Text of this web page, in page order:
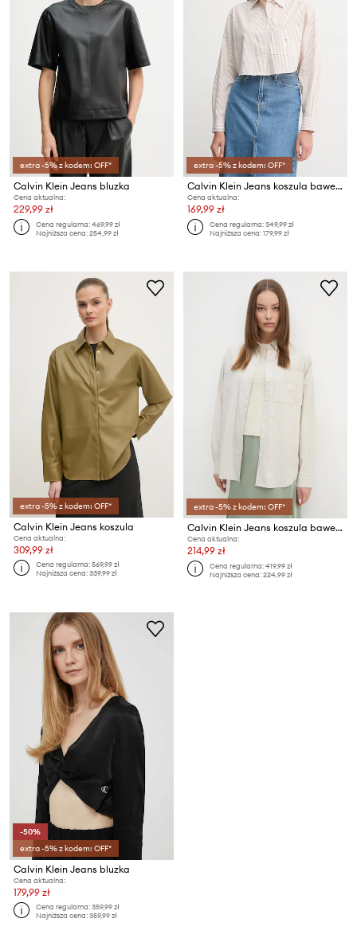
extra -5% z kodem: OFF*
Calvin Klein Jeans bluzka
Cena aktualna:
229,99 zł
Cena regularna:469,99 zł
Najniższa cena:254,99 zł
extra -5% z kodem: OFF*
Calvin Klein Jeans koszula bawełniana
Cena aktualna:
169,99 zł
Cena regularna:349,99 zł
Najniższa cena:179,99 zł
extra -5% z kodem: OFF*
Calvin Klein Jeans koszula
Cena aktualna:
309,99 zł
Cena regularna:569,99 zł
Najniższa cena:339,99 zł
extra -5% z kodem: OFF*
Calvin Klein Jeans koszula bawełniana
Cena aktualna:
214,99 zł
Cena regularna:419,99 zł
Najniższa cena:224,99 zł
-50%
extra -5% z kodem: OFF*
Calvin Klein Jeans bluzka
Cena aktualna:
179,99 zł
Cena regularna:359,99 zł
Najniższa cena:359,99 zł